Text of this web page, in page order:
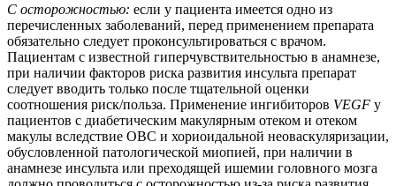
С осторожностью: если у пациента имеется одно из
перечисленных заболеваний, перед применением препарата
обязательно следует проконсультироваться с врачом.
Пациентам с известной гиперчувствительностью в анамнезе,
при наличии факторов риска развития инсульта препарат
следует вводить только после тщательной оценки
соотношения риск/польза. Применение ингибиторов VEGF у
пациентов с диабетическим макулярным отеком и отеком
макулы вследствие ОВС и хориоидальной неоваскуляризации,
обусловленной патологической миопией, при наличии в
анамнезе инсульта или преходящей ишемии головного мозга